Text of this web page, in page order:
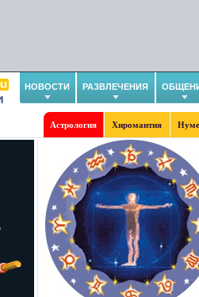
НОВОСТИ РАЗВЛЕЧЕНИЯ
Астрология Хиромантия